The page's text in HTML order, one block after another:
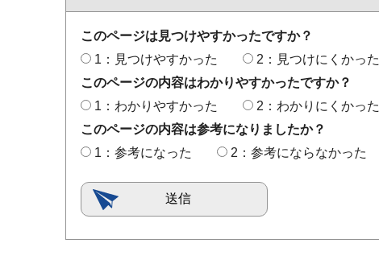
このページは見つけやすかったですか？
1：見つけやすかった
2：見つけにくかった
このページの内容はわかりやすかったですか？
1：わかりやすかった
2：わかりにくかった
このページの内容は参考になりましたか？
1：参考になった
2：参考にならなかった